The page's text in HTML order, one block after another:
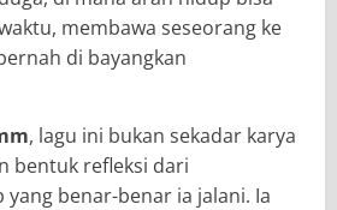
membawa seseorang ke
di bayangkan
, lagu ini bukan sekadar karya
bentuk refleksi dari
benar-benar ia jalani. Ia